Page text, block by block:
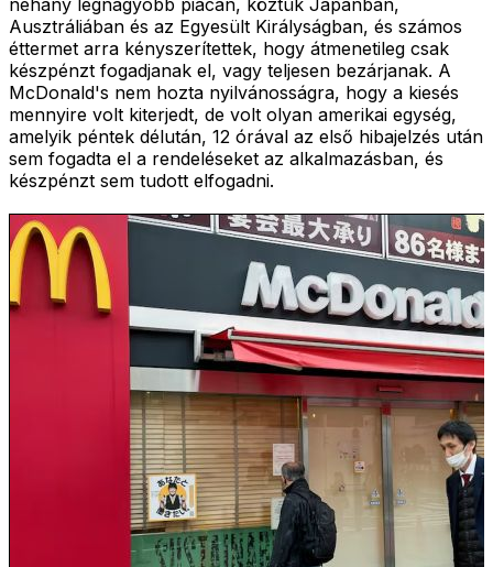
Ausztráliában és az Egyesült Királyságban, és számos
éttermet arra kényszerítettek, hogy átmenetileg csak
készpénzt fogadjanak el, vagy teljesen bezárjanak. A
McDonald's nem hozta nyilvánosságra, hogy a kiesés
mennyire volt kiterjedt, de volt olyan amerikai egység,
amelyik péntek délután, 12 órával az első hibajelzés után
sem fogadta el a rendeléseket az alkalmazásban, és
készpénzt sem tudott elfogadni.